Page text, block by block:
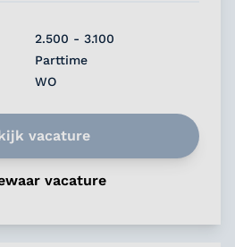
2.500 - 3.100
Parttime
WO
vacature
vacature